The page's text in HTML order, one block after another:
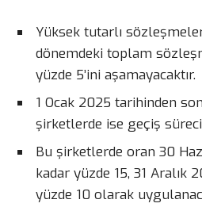
Yüksek tutarlı
dönemdeki toplam
yüzde 5’ini aşamayacaktır.
1 Ocak 2025 tarihinden
şirketlerde ise geçiş
Bu şirketlerde oran 30
kadar yüzde 15, 31 Aralık
yüzde 10 olarak